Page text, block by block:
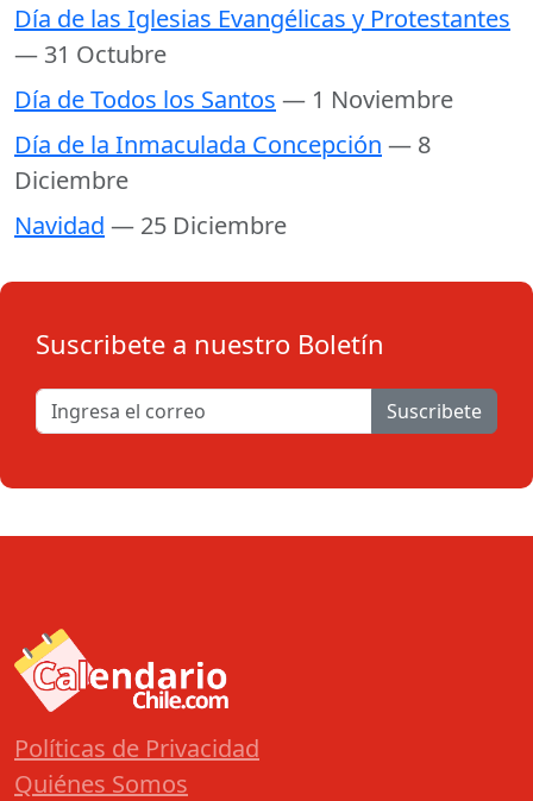
Día de las Iglesias Evangélicas y Protestantes
— 31 Octubre
Día de Todos los Santos — 1 Noviembre
Día de la Inmaculada Concepción — 8
Diciembre
Navidad — 25 Diciembre
Suscribete a nuestro Boletín
Suscribete
Políticas de Privacidad
Quiénes Somos